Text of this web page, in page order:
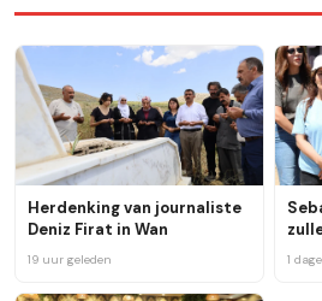
Herdenking van journaliste
Deniz Firat in Wan
19 uur geleden 1